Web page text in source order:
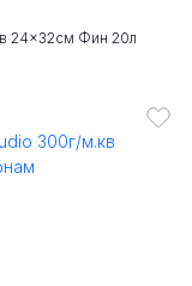
24x32см Фин 20л